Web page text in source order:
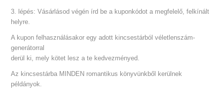
3. lépés: Vásárlásod végén írd be a kuponkódot a megfelelő, felkínált
helyre.
A kupon felhasználásakor egy adott kincsestárból véletlenszám-
generátorral
derül ki, mely kötet lesz a te kedvezményed.
Az kincsestárba MINDEN romantikus könyvünkből kerülnek
példányok.